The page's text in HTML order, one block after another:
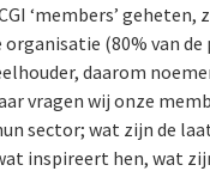
‘members’ geheten,
(80% van
daarom
vragen wij onze
sector; wat zijn de
inspireert hen, wat